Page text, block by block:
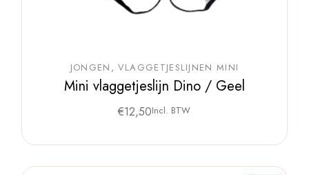
JONGEN VLAGGETJESLIJNEN MINI
Mini vlaggetjeslijn Dino / Geel
€12,50Incl. BTW